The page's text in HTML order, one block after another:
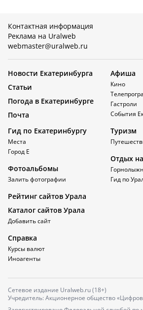
Контактная информация
Реклама на Uralweb
webmaster@uralweb.ru
Новости Екатеринбурга
Статьи
Погода в Екатеринбурге
Почта
Афиша
Кино
Гастроли
События
Гид по Екатеринбургу
Места
Город Е
Фотоальбомы
Залить фотографии
Туризм
Отдых
Гид по
Рейтинг сайтов Урала
Каталог сайтов Урала
Добавить сайт
Справка
Курсы валют
Иноагенты
Сетевое издание Uralweb.ru (18+)
Учредитель: Акционерное общество